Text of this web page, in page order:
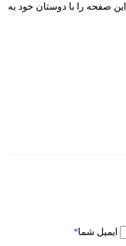
صفحه را با دوستان خود به
ایمیل شما*